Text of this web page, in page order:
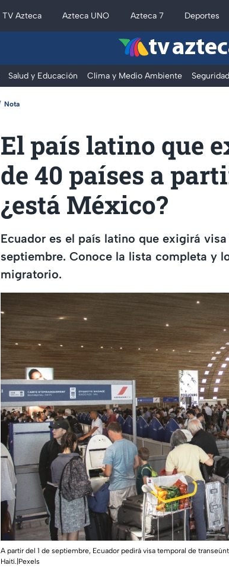
TV Azteca Azteca UNO Azteca 7 Deportes
tv
Salud y Educación Clima y Medio Ambiente Seguridad
Nota
El país latino que
de 40 países a
¿está México?
Ecuador es el país latino que exigirá
septiembre. Conoce la lista completa y
migratorio.
A partir del 1 de septiembre, Ecuador pedirá visa temporal de
Haití.|Pexels